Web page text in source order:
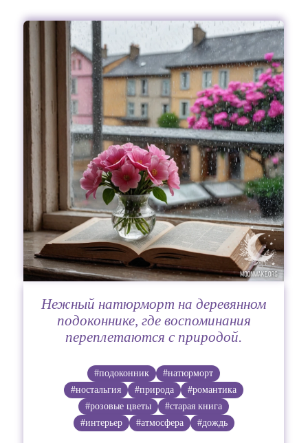
Нежный натюрморт на деревянном
подоконнике, где воспоминания
переплетаются с природой.
#подоконник
#натюрморт
#ностальгия
#природа
#романтика
#розовые цветы
#старая книга
#интерьер
#атмосфера #дождь